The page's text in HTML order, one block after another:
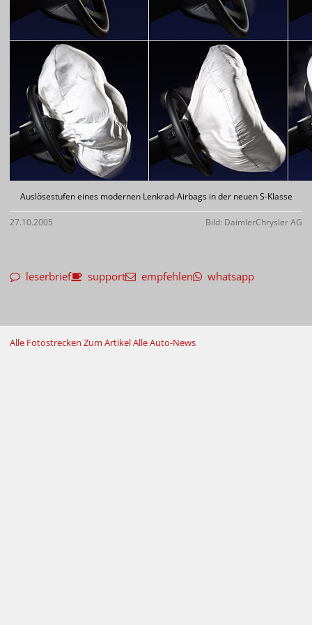
Auslösestufen eines modernen Lenkrad-Airbags in der neuen S-Klasse
27.10.2005 Bild: DaimlerChrysler AG
leserbrief support empfehlen whatsapp
Alle Fotostrecken Zum ArtikelAlle Auto-News